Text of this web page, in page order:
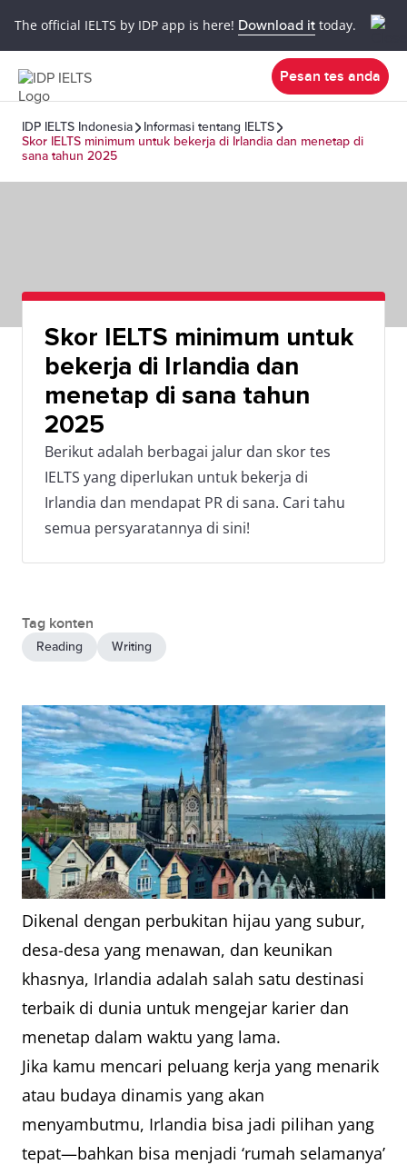
The official IELTS by IDP app is here! Download it today.
Pesan tes anda
IDP IELTS Indonesia
Informasi tentang IELTS
Skor IELTS minimum untuk bekerja di Irlandia dan menetap di
sana tahun 2025
Skor IELTS minimum untuk
bekerja di Irlandia dan
menetap di sana tahun
2025
Berikut adalah berbagai jalur dan skor tes
IELTS yang diperlukan untuk bekerja di
Irlandia dan mendapat PR di sana. Cari tahu
semua persyaratannya di sini!
Tag konten
Reading Writing
Dikenal dengan perbukitan hijau yang subur,
desa-desa yang menawan, dan keunikan
khasnya, Irlandia adalah salah satu destinasi
terbaik di dunia untuk mengejar karier dan
menetap dalam waktu yang lama.
Jika kamu mencari peluang kerja yang menarik
atau budaya dinamis yang akan
menyambutmu, Irlandia bisa jadi pilihan yang
tepat—bahkan bisa menjadi ‘rumah selamanya’